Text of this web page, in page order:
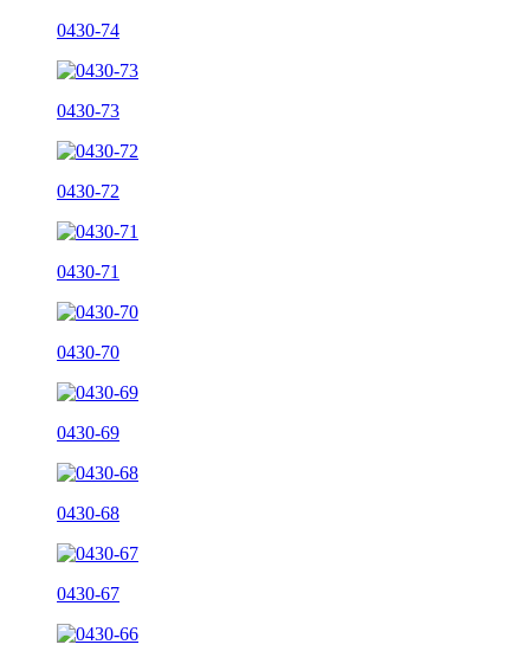
0430-74
0430-73
0430-72
0430-71
0430-70
0430-69
0430-68
0430-67